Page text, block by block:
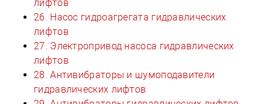
лифтов
26. Насос гидроагрегата гидравлических
лифтов
27. Электропривод насоса гидравлических
лифтов
28. Антивибраторы и шумоподавители
гидравлических лифтов